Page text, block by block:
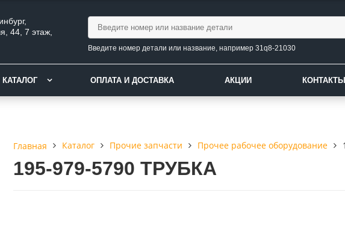
44, 7 этаж,
Введите номер детали или название, например 31q8-21030
КАТАЛОГ ОПЛАТА И ДОСТАВКА АКЦИИ КОНТАКТЫ
Главная Каталог Прочие запчасти Прочее рабочее оборудование
195-979-5790 ТРУБКА